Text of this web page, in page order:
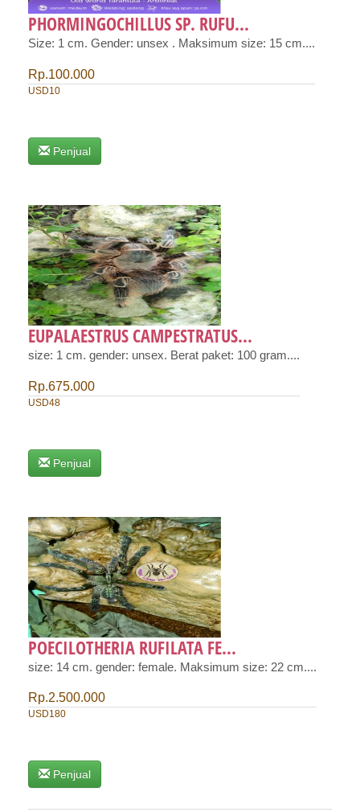
PHORMINGOCHILLUS SP. RUFU...
Size: 1 cm. Gender: unsex . Maksimum size: 15 cm....
Rp.100.000
USD10
Penjual
EUPALAESTRUS CAMPESTRATUS...
size: 1 cm. gender: unsex. Berat paket: 100 gram....
Rp.675.000
USD48
Penjual
POECILOTHERIA RUFILATA FE...
size: 14 cm. gender: female. Maksimum size: 22 cm....
Rp.2.500.000
USD180
Penjual